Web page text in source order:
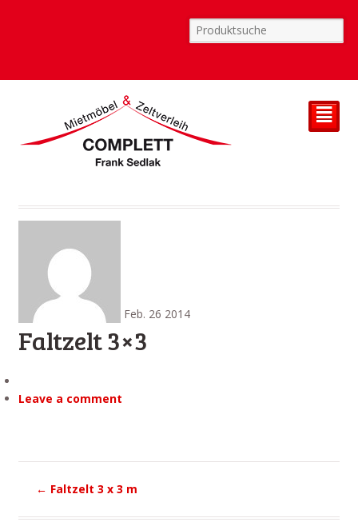
²
Feb. 26 2014
Faltzelt 3×3
Leave a comment
← Faltzelt 3 x 3 m